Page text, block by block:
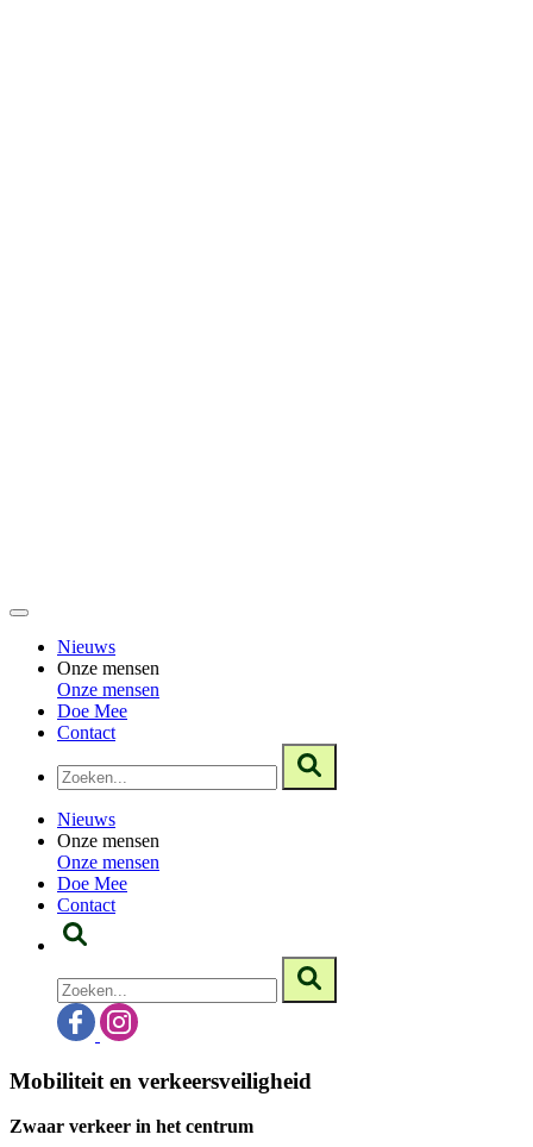
Nieuws
Onze mensen
Onze mensen
Doe Mee
Contact
Nieuws
Onze mensen
Onze mensen
Doe Mee
Contact
Mobiliteit en verkeersveiligheid
Zwaar verkeer in het centrum